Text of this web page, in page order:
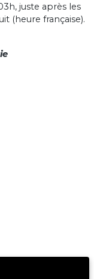
juste après les
(heure française).